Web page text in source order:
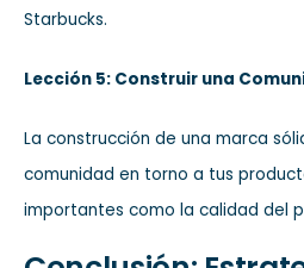
Starbucks.
Lección 5: Construir una
La construcción de una marca
comunidad en torno a tus
importantes como la calidad del